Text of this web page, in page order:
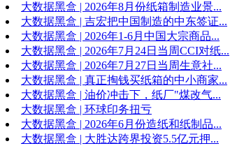
大数据黑盒 | 2026年8月份纸箱制造业景...
大数据黑盒 | 吉宏把中国制造的中东签证...
大数据黑盒 | 2026年1-6月中国大宗商品...
大数据黑盒 | 2026年7月24日当周CCI对纸...
大数据黑盒 | 2026年7月27日当周生意社...
大数据黑盒 | 真正掏钱买纸箱的中小商家...
大数据黑盒 | 油价冲击下，纸厂"煤改气...
大数据黑盒 | 环球印务扭亏
大数据黑盒 | 2026年6月份造纸和纸制品...
大数据黑盒 | 大胜达跨界投资5.5亿元押...